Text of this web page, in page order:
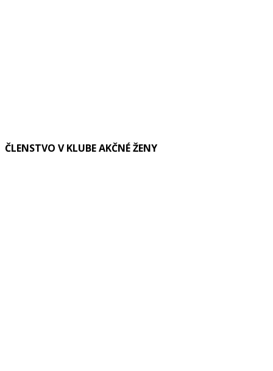
ČLENSTVO V KLUBE AKČNÉ ŽENY